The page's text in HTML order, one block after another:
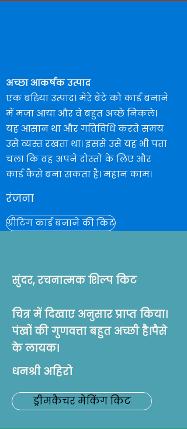
अच्छा आकर्षक उत्पाद
एक बढ़िया उत्पाद। मेरे बेटे को कार्ड बनाने
में मज़ा आया और वे बहुत अच्छे निकले।
यह आसान था और गतिविधि करते समय
उसे व्यस्त रखता था। इससे उसे यह भी पता
चला कि वह अपने दोस्तों के लिए और
कार्ड कैसे बना सकता है। महान काम।
रंजना
ग्रीटिंग कार्ड बनाने की किट
बहुत रचनात्मक
अद्भुत उत्पाद। मेरे 9 साल के बेटे ने
ये कार्ड घंटों तक बनाए और इससे
अभिजीत
सुंदर, रचनात्मक शिल्प किट
चित्र में दिखाए अनुसार प्राप्त किया।
पंखों की गुणवत्ता बहुत अच्छी है।पैसे
के लायक।
धनश्री अहिरो
ड्रीमकैचर मेकिंग किट